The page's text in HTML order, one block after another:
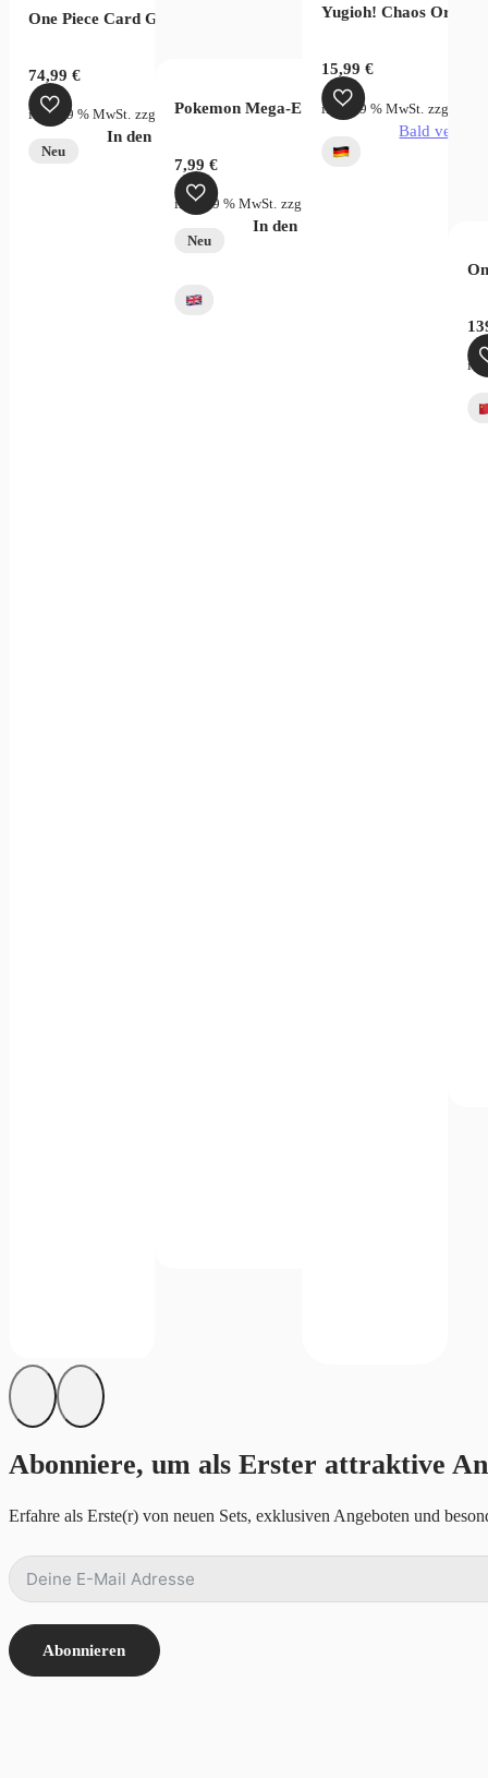
Card Game – Fusion World Rivals Clash FB06
One Piece Card Game Legacy of the Master OPC12 Display
74,99€
inkl. 19 % MwSt. zzgl. Versandkosten
In den Warenkorb
Neu
Pokemon Mega-Evolution Pitch Black
7,99€
inkl. 19 % MwSt. zzgl.
In den Warenkorb
Neu
Yugioh! Chaos
15,99 €
inkl. 19 % MwSt. zzgl.
Bald
Abonniere, um als Erster attraktive
Erfahre als Erste(r) von neuen Sets, exklusiven Angeboten und
Abonnieren